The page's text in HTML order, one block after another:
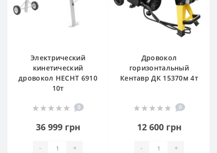
Электрический
кинетический
дровокол HECHT 6910
10т
0
36 999 грн
- +
Дровокол
горизонтальный
Кентавр ДК 15370м 4т
0
12 600 грн
- +